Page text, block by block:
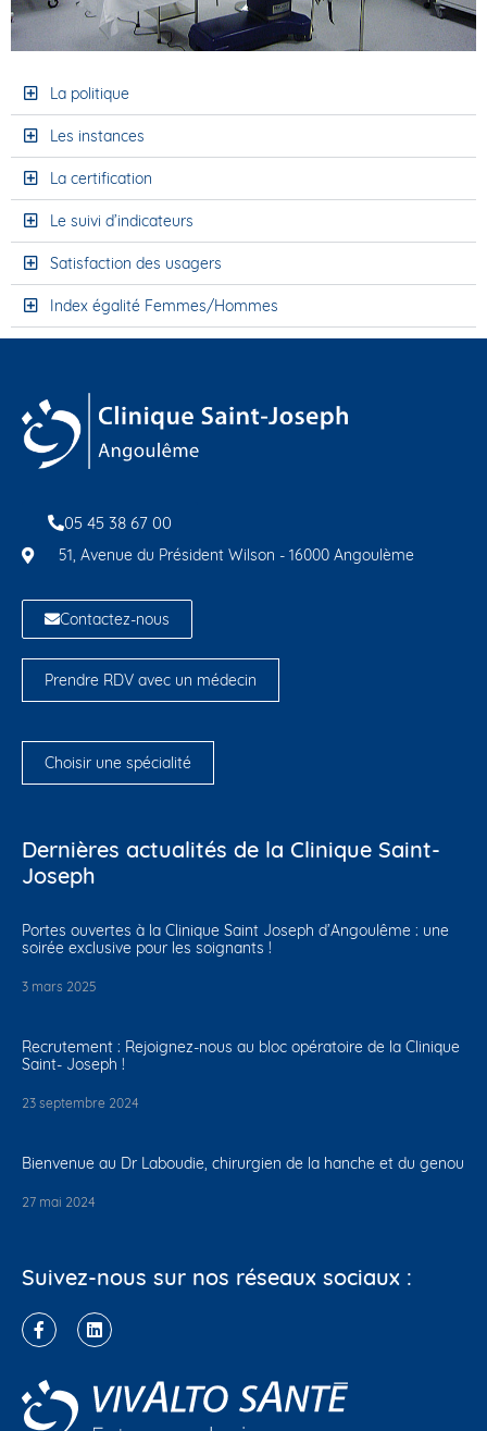
La politique
Les instances
La certification
Le suivi d’indicateurs
Satisfaction des usagers
Index égalité Femmes/Hommes
05 45 38 67 00
51, Avenue du Président Wilson - 16000 Angoulème
Contactez-nous
Prendre RDV avec un médecin
Choisir une spécialité
Dernières actualités de la Clinique Saint-
Joseph
Portes ouvertes à la Clinique Saint Joseph d’Angoulême : une
soirée exclusive pour les soignants !
3 mars 2025
Recrutement : Rejoignez-nous au bloc opératoire de la Clinique
Saint- Joseph !
23 septembre 2024
Bienvenue au Dr Laboudie, chirurgien de la hanche et du genou
27 mai 2024
Suivez-nous sur nos réseaux sociaux :